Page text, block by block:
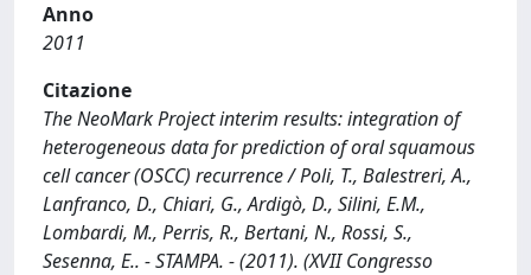
Anno
2011
Citazione
The NeoMark Project interim results: integration of
heterogeneous data for prediction of oral squamous
cell cancer (OSCC) recurrence / Poli, T., Balestreri, A.,
Lanfranco, D., Chiari, G., Ardigò, D., Silini, E.M.,
Lombardi, M., Perris, R., Bertani, N., Rossi, S.,
Sesenna, E.. - STAMPA. - (2011). (XVII Congresso